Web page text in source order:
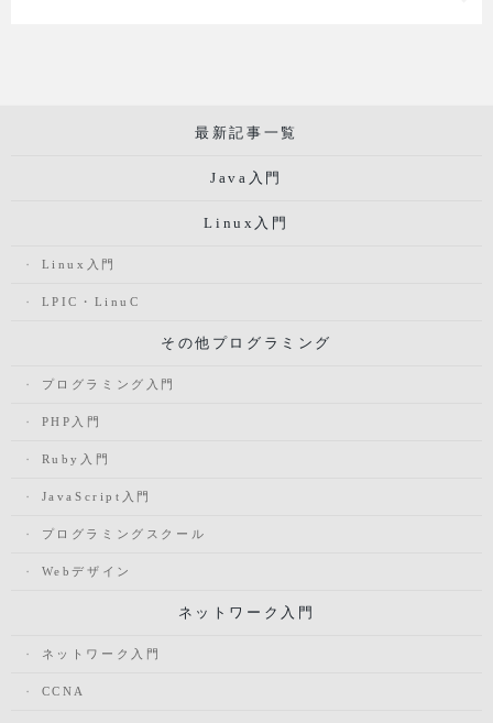
最新記事一覧
Java入門
Linux入門
Linux入門
LPIC・LinuC
その他プログラミング
プログラミング入門
PHP入門
Ruby入門
JavaScript入門
プログラミングスクール
Webデザイン
ネットワーク入門
ネットワーク入門
CCNA